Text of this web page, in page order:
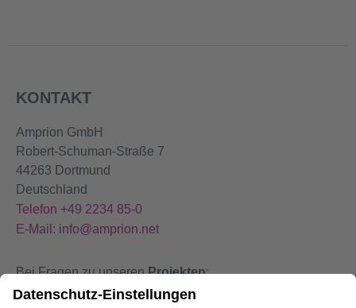
KONTAKT
Amprion GmbH
Robert-Schuman-Straße 7
44263 Dortmund
Deutschland
Telefon +49 2234 85-0
E-Mail: info@amprion.net
Bei Fragen zu unserenProjekten:
+49 800 584 9000